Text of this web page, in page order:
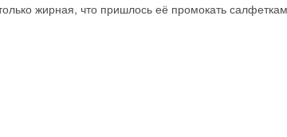
жирная, что пришлось её промокать